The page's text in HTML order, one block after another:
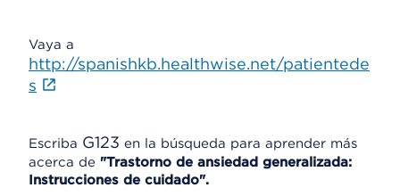
Vaya a
http://spanishkb.healthwise.net/patientede
s
Escriba G123 en la búsqueda para aprender más
acerca de "Trastorno de ansiedad generalizada:
Instrucciones de cuidado".